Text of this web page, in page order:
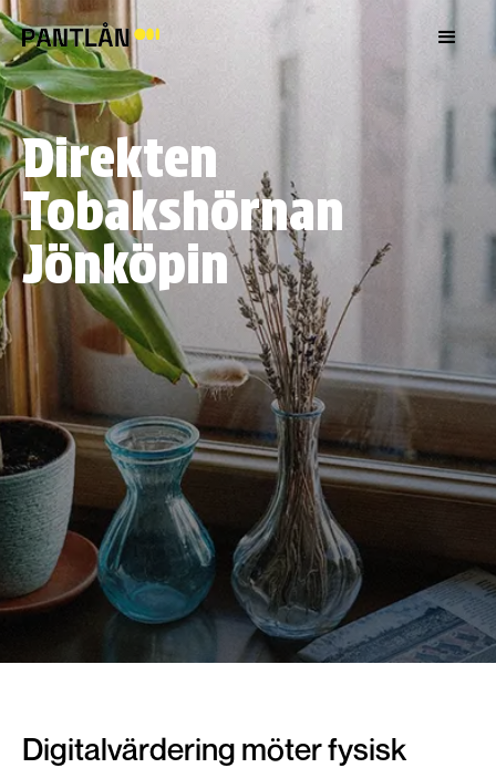
Direkten
Tobakshörnan
Jönköpin
Digitalvärdering möter fysisk